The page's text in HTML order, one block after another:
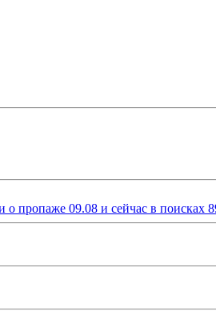
о пропаже 09.08 и сейчас в поисках